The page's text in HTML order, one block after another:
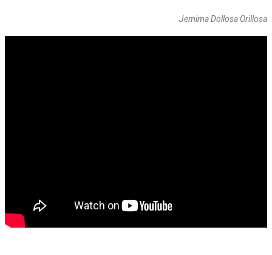
Jemima Dollosa Orillosa